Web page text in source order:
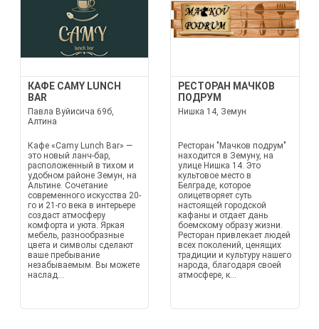
КАФЕ CAMY LUNCH
BAR
Павла Вуйисича 69б,
Алтина
Кафе «Camy Lunch Bar» —
это новый ланч-бар,
расположенный в тихом и
удобном районе Земун, на
Альтине. Сочетание
современного искусства 20-
го и 21-го века в интерьере
создаст атмосферу
комфорта и уюта. Яркая
мебель, разнообразные
цвета и символы сделают
ваше пребывание
незабываемым. Вы можете
наслад...
РЕСТОРАН МАЧКОВ
ПОДРУМ
Нишка 14, Земун
Ресторан "Мачков подрум"
находится в Земуну, на
улице Нишка 14. Это
культовое место в
Белграде, которое
олицетворяет суть
настоящей городской
кафаны и отдает дань
боемскому образу жизни.
Ресторан привлекает людей
всех поколений, ценящих
традиции и культуру нашего
народа, благодаря своей
атмосфере, к...